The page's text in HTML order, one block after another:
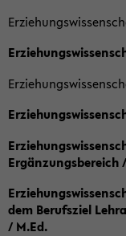
Ergänzungsbereich
dem Berufsziel
/ M.Ed.